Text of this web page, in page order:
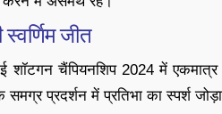
जीत
शॉटगन चैंपियनशिप 2024 में एकमात्र
प्रदर्शन में प्रतिभा का स्पर्श